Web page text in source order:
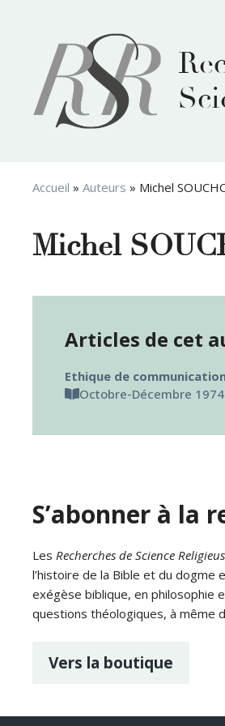
Accueil » Auteurs » Michel
Michel
Articles de cet
Ethique de
Octobre-Décembre
S’abonner à la
Les Recherches de Science
l’histoire de la Bible et du dogme
exégèse biblique, en philosophie
questions théologiques, à même
Vers la boutique